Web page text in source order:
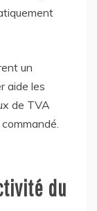
un
aide les
de TVA
du